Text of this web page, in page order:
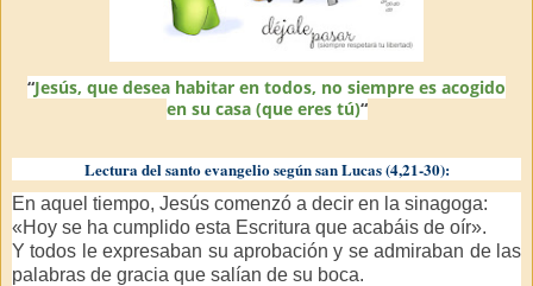
“Jesús, que desea habitar en todos, no siempre es acogido
en su casa (que eres tú)“
Lectura del santo evangelio según san Lucas (4,21-30):
En aquel tiempo, Jesús comenzó a decir en la sinagoga:
«Hoy se ha cumplido esta Escritura que acabáis de oír».
Y todos le expresaban su aprobación y se admiraban de las
palabras de gracia que salían de su boca.